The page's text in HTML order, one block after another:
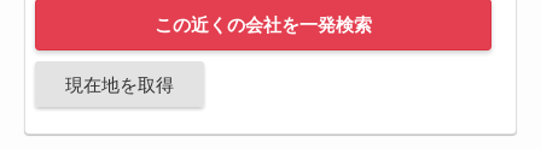
この近くの会社を一発検索
現在地を取得